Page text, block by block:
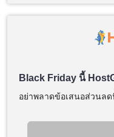
Black Friday นี้
อย่าพลาดข้อเสนอส่วนล